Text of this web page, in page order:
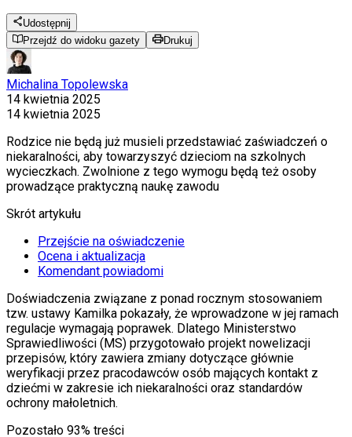
Udostępnij
Przejdź do widoku gazety
Drukuj
Michalina Topolewska
14 kwietnia 2025
14 kwietnia 2025
Rodzice nie będą już musieli przedstawiać zaświadczeń o
niekaralności, aby towarzyszyć dzieciom na szkolnych
wycieczkach. Zwolnione z tego wymogu będą też osoby
prowadzące praktyczną naukę zawodu
Skrót artykułu
Przejście na oświadczenie
Ocena i aktualizacja
Komendant powiadomi
Doświadczenia związane z ponad rocznym stosowaniem
tzw. ustawy Kamilka pokazały, że wprowadzone w jej ramach
regulacje wymagają poprawek. Dlatego Ministerstwo
Sprawiedliwości (MS) przygotowało projekt nowelizacji
przepisów, który zawiera zmiany dotyczące głównie
weryfikacji przez pracodawców osób mających kontakt z
dziećmi w zakresie ich niekaralności oraz standardów
ochrony małoletnich.
Pozostało 93% treści